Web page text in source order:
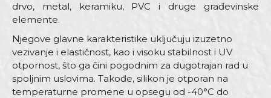
drvo, metal, keramiku, PVC i druge građevinske
elemente.
Njegove glavne karakteristike uključuju izuzetno
vezivanje i elastičnost, kao i visoku stabilnost i UV
otpornost, što ga čini pogodnim za dugotrajan rad u
spoljnim uslovima. Takođe, silikon je otporan na
temperaturne promene u opsegu od -40°C do